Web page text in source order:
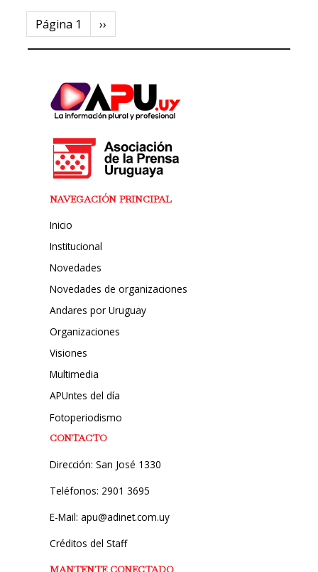
Paginación
Página 1
Next
page
››
NAVEGACIÓN PRINCIPAL
Inicio
Institucional
Novedades
Novedades de organizaciones
Andares por Uruguay
Organizaciones
Visiones
Multimedia
APUntes del día
Fotoperiodismo
CONTACTO
Dirección: San José 1330
Teléfonos: 2901 3695
E-Mail: apu@adinet.com.uy
Créditos del Staff
MANTENTE CONECTADO